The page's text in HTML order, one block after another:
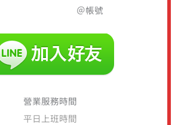
＠帳號
營業服務時間
平日上班時間